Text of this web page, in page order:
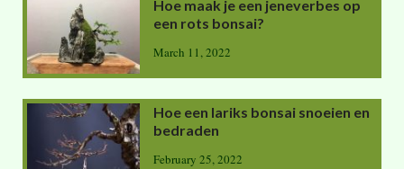
Hoe maak je een jeneverbes op
een rots bonsai?
March 11, 2022
Hoe een lariks bonsai snoeien en
bedraden
February 25, 2022